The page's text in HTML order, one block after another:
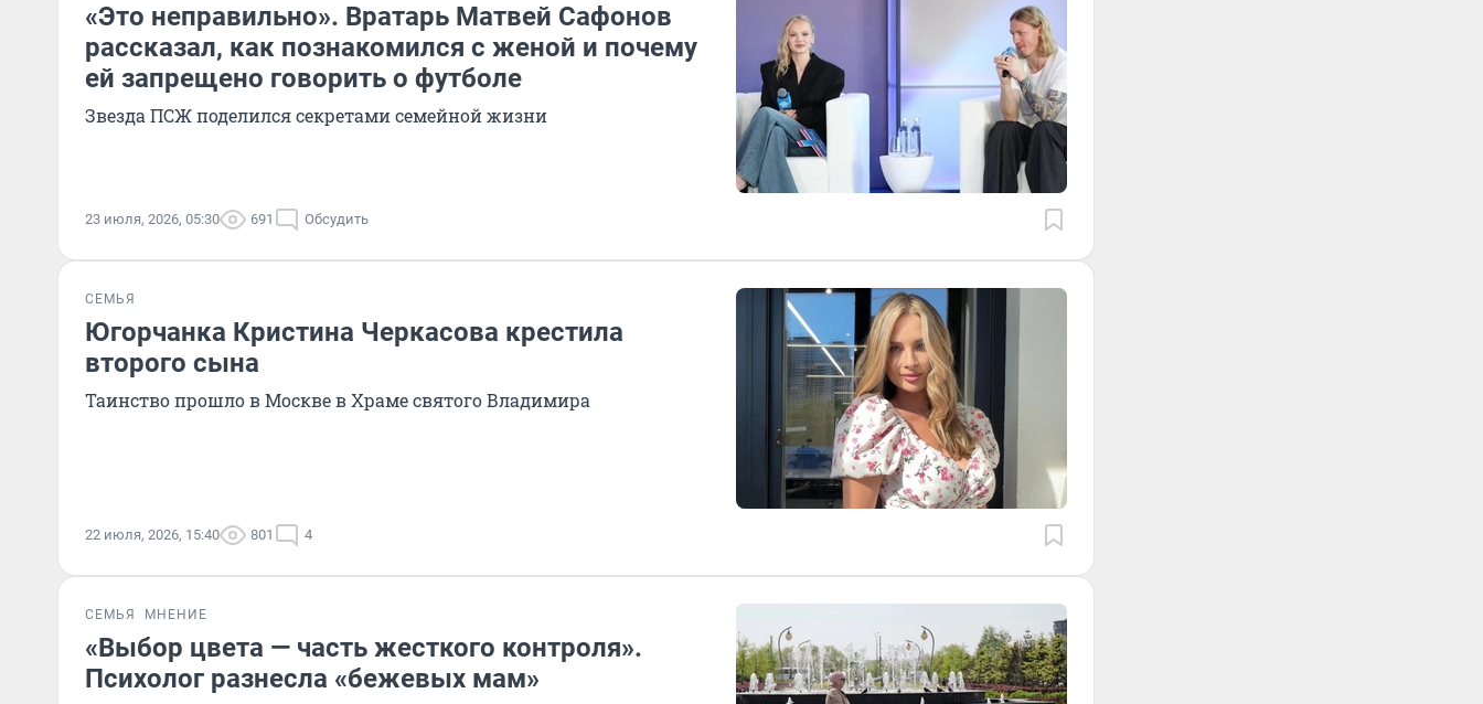
«Это неправильно». Вратарь Матвей Сафонов
рассказал, как познакомился с женой и почему
ей запрещено говорить о футболе
Звезда ПСЖ поделился секретами семейной жизни
23 июля, 2026, 05:30 691 Обсудить
СЕМЬЯ
Югорчанка Кристина Черкасова крестила
второго сына
Таинство прошло в Москве в Храме святого Владимира
22 июля, 2026, 15:40 801 4
СЕМЬЯ МНЕНИЕ
«Выбор цвета — часть жесткого контроля».
Психолог разнесла «бежевых мам»